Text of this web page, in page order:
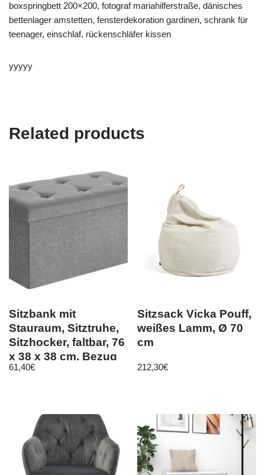
boxspringbett 200×200, fotograf mariahilferstraße, dänisches
bettenlager amstetten, fensterdekoration gardinen, schrank für
teenager, einschlaf, rückenschläfer kissen
yyyyy
Related products
Sitzbank mit
Stauraum, Sitztruhe,
Sitzhocker, faltbar, 76
x 38 x 38 cm, Bezug
au
61,40€
Sitzsack Vicka Pouff,
weißes Lamm, Ø 70
cm
212,30€